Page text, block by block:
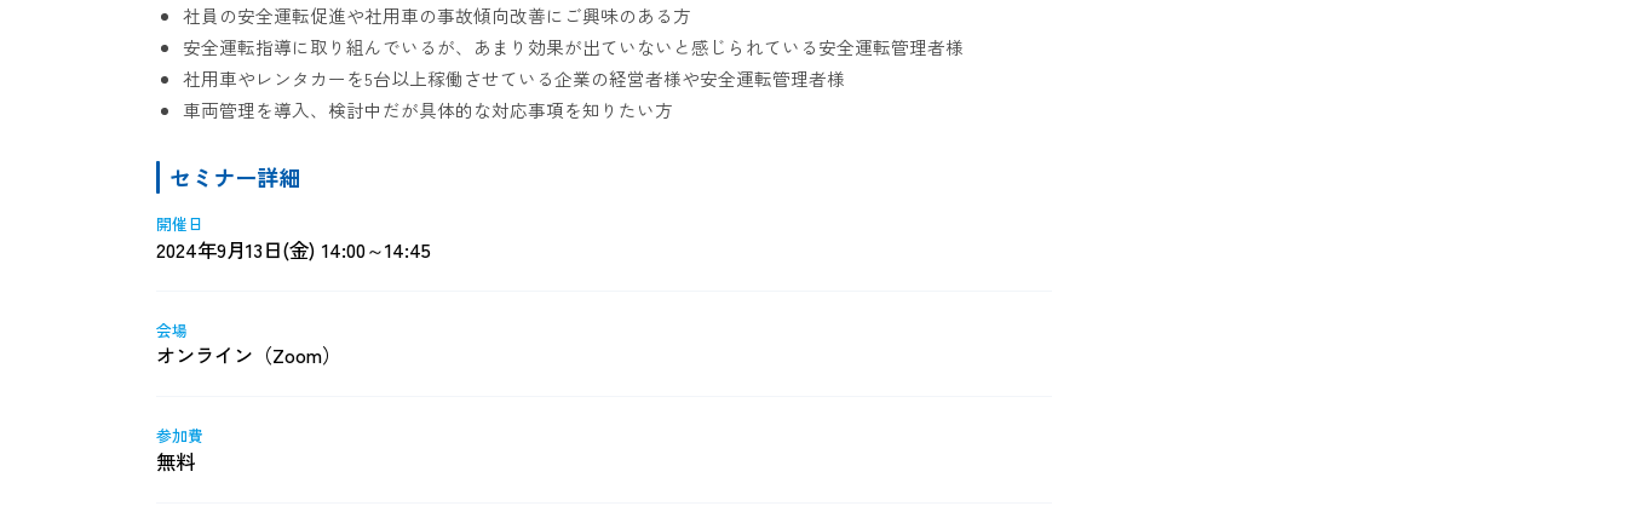
社員の安全運転促進や社用車の事故傾向改善にご興味のある方
安全運転指導に取り組んでいるが、あまり効果が出ていないと感じられている安全運転管理者様
社用車やレンタカーを5台以上稼働させている企業の経営者様や安全運転管理者様
車両管理を導入、検討中だが具体的な対応事項を知りたい方
セミナー詳細
開催日
2024年9月13日(金) 14:00～14:45
会場
オンライン（Zoom）
参加費
無料